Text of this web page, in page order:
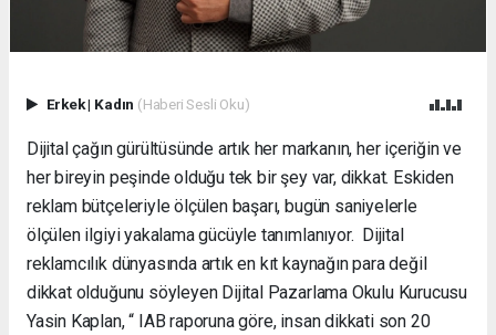
Erkek| Kadın (Haberi Sesli Oku)
Dijital çağın gürültüsünde artık her markanın, her içeriğin ve
her bireyin peşinde olduğu tek bir şey var, dikkat. Eskiden
reklam bütçeleriyle ölçülen başarı, bugün saniyelerle
ölçülen ilgiyi yakalama gücüyle tanımlanıyor. Dijital
reklamcılık dünyasında artık en kıt kaynağın para değil
dikkat olduğunu söyleyen Dijital Pazarlama Okulu Kurucusu
Yasin Kaplan, “ IAB raporuna göre, insan dikkati son 20